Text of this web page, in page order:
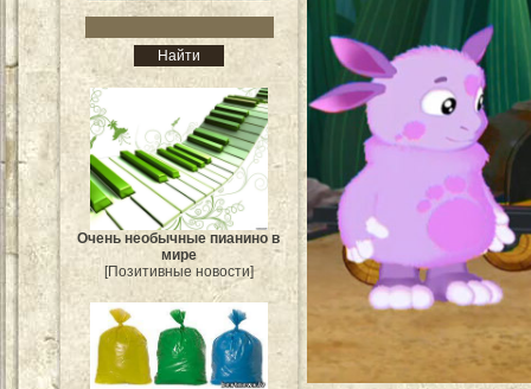
Очень необычные пианино в
мире
[Позитивные новости]